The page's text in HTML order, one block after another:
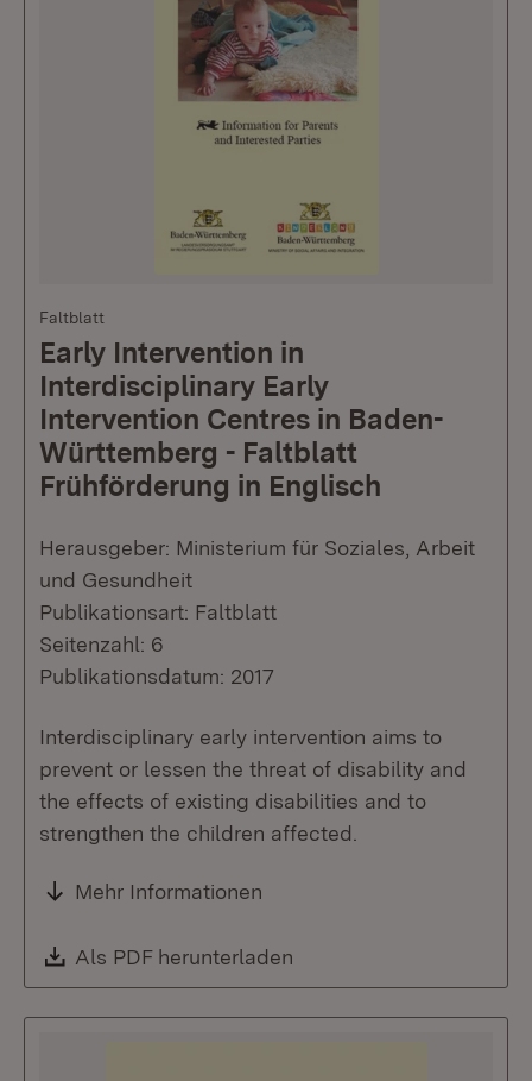
Faltblatt
Early Intervention in
Interdisciplinary Early
Intervention Centres in Baden-
Württemberg - Faltblatt
Frühförderung in Englisch
Herausgeber: Ministerium für Soziales, Arbeit
und Gesundheit
Publikationsart: Faltblatt
Seitenzahl: 6
Publikationsdatum: 2017
Interdisciplinary early intervention aims to
prevent or lessen the threat of disability and
the effects of existing disabilities and to
strengthen the children affected.
Mehr Informationen
Download:
Als PDF herunterladen